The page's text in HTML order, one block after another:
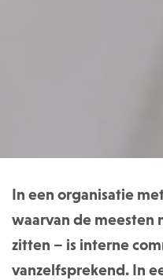
In een organisatie
waarvan de meesten
zitten – is interne
vanzelfsprekend. In